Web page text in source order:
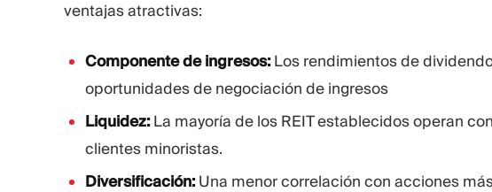
ventajas atractivas:
Componente de ingresos:Los rendimientos de
oportunidades de negociación de ingresos
Liquidez:La mayoría de los REIT establecidos operan
clientes minoristas.
Diversificación:Una menor correlación con acciones